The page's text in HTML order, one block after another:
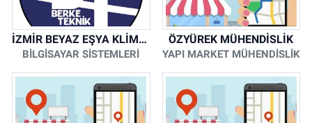
İZMİR BEYAZ EŞYA KLİMA KOMBİ SERVİSİ
BİLGİSAYAR SİSTEMLERİ
ÖZYÜREK MÜHENDİSLİK
YAPI MARKET MÜHENDİSLİK